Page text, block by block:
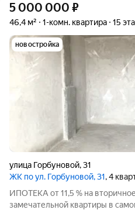
5 000 000 ₽
46,4 м² 1-комн. квартира 15
новостройка
улица Горбуновой,31
ЖК по ул. Горбуновой, 31, 4
ИПОТЕКА от 11,5 % на
замечательной квартиры в